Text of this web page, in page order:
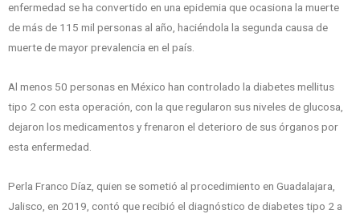
enfermedad se ha convertido en una epidemia que ocasiona la muerte
de más de 115 mil personas al año, haciéndola la segunda causa de
muerte de mayor prevalencia en el país.
Al menos 50 personas en México han controlado la diabetes mellitus
tipo 2 con esta operación, con la que regularon sus niveles de glucosa,
dejaron los medicamentos y frenaron el deterioro de sus órganos por
esta enfermedad.
Perla Franco Díaz, quien se sometió al procedimiento en Guadalajara,
Jalisco, en 2019, contó que recibió el diagnóstico de diabetes tipo 2 a